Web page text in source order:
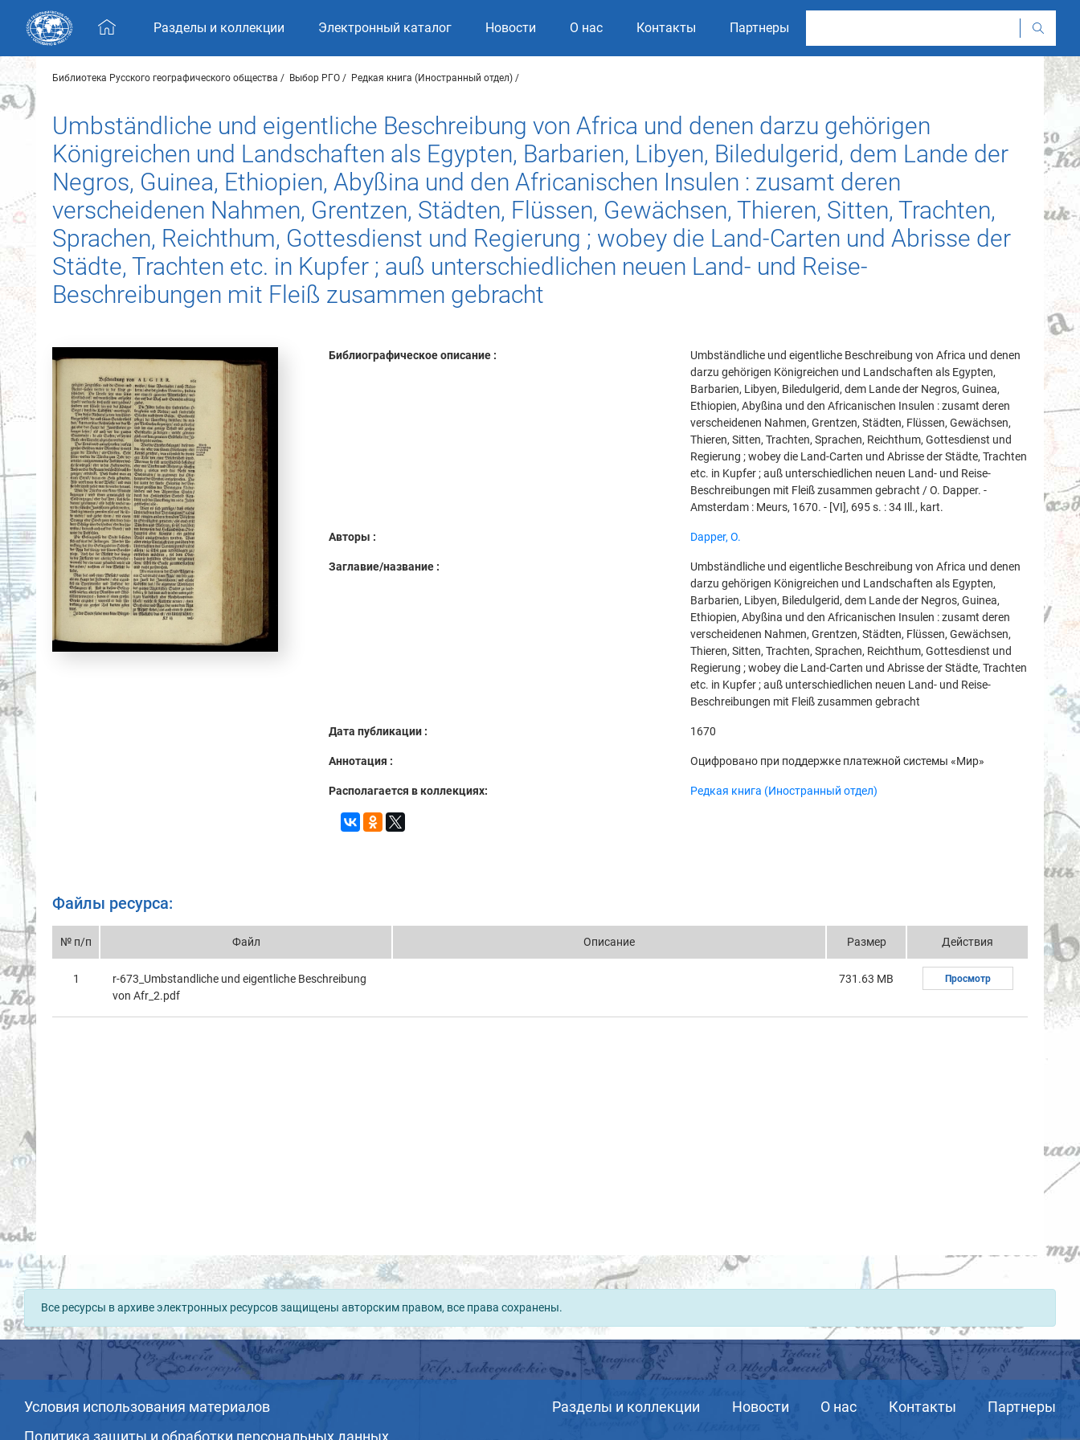
Skip navigation
Разделы и коллекции Электронный каталог Новости О нас Контакты Партнеры
Библиотека Русского географического общества Выбор РГО Редкая книга (Иностранный отдел)
Umbständliche und eigentliche Beschreibung von Africa und denen darzu gehörigen
Königreichen und Landschaften als Egypten, Barbarien, Libyen, Biledulgerid, dem Lande der
Negros, Guinea, Ethiopien, Abyßina und den Africanischen Insulen : zusamt deren
verscheidenen Nahmen, Grentzen, Städten, Flüssen, Gewächsen, Thieren, Sitten, Trachten,
Sprachen, Reichthum, Gottesdienst und Regierung ; wobey die Land-Carten und Abrisse der
Städte, Trachten etc. in Kupfer ; auß unterschiedlichen neuen Land- und Reise-
Beschreibungen mit Fleiß zusammen gebracht
Библиографическое описание :
Umbständliche und eigentliche Beschreibung von Africa und denen
darzu gehörigen Königreichen und Landschaften als Egypten,
Barbarien, Libyen, Biledulgerid, dem Lande der Negros, Guinea,
Ethiopien, Abyßina und den Africanischen Insulen : zusamt deren
verscheidenen Nahmen, Grentzen, Städten, Flüssen, Gewächsen,
Thieren, Sitten, Trachten, Sprachen, Reichthum, Gottesdienst und
Regierung ; wobey die Land-Carten und Abrisse der Städte, Trachten
etc. in Kupfer ; auß unterschiedlichen neuen Land- und Reise-
Beschreibungen mit Fleiß zusammen gebracht / O. Dapper. -
Amsterdam : Meurs, 1670. - [VI], 695 s. : 34 Ill., kart.
Авторы : Dapper, O.
Заглавие/название :
Umbständliche und eigentliche Beschreibung von Africa und denen
darzu gehörigen Königreichen und Landschaften als Egypten,
Barbarien, Libyen, Biledulgerid, dem Lande der Negros, Guinea,
Ethiopien, Abyßina und den Africanischen Insulen : zusamt deren
verscheidenen Nahmen, Grentzen, Städten, Flüssen, Gewächsen,
Thieren, Sitten, Trachten, Sprachen, Reichthum, Gottesdienst und
Regierung ; wobey die Land-Carten und Abrisse der Städte, Trachten
etc. in Kupfer ; auß unterschiedlichen neuen Land- und Reise-
Beschreibungen mit Fleiß zusammen gebracht
Дата публикации : 1670
Аннотация : Оцифровано при поддержке платежной системы «Мир»
Располагается в коллекциях: Редкая книга (Иностранный отдел)
Файлы ресурса:
№ п/п Файл Описание Размер Действия
1
r-673_Umbstandliche und eigentliche Beschreibung
von Afr_2.pdf
731.63 MB Просмотр
Все ресурсы в архиве электронных ресурсов защищены авторским правом, все права сохранены.
Условия использования материалов
Политика защиты и обработки персональных данных
Разделы и коллекции Новости О нас Контакты Партнеры